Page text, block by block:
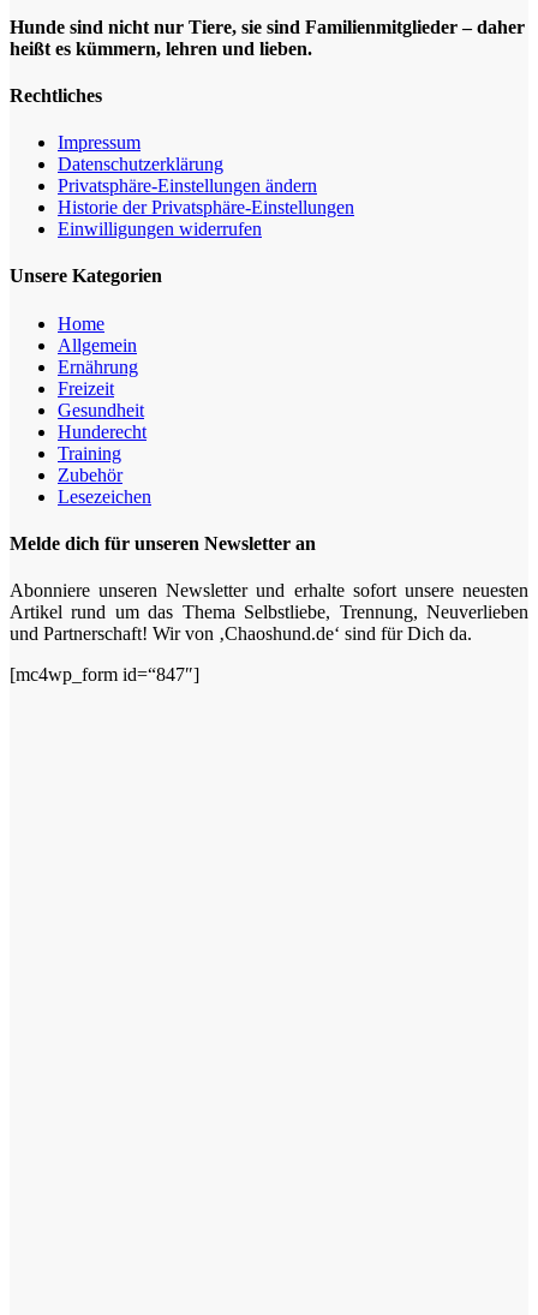
Hunde sind nicht nur Tiere, sie sind Familienmitglieder – daher
heißt es kümmern, lehren und lieben.
Rechtliches
Impressum
Datenschutz­erklärung
Privatsphäre-Einstellungen ändern
Historie der Privatsphäre-Einstellungen
Einwilligungen widerrufen
Unsere Kategorien
Home
Allgemein
Ernährung
Freizeit
Gesundheit
Hunderecht
Training
Zubehör
Lesezeichen
Melde dich für unseren Newsletter an
Abonniere unseren Newsletter und erhalte sofort unsere neuesten
Artikel rund um das Thema Selbstliebe, Trennung, Neuverlieben
und Partnerschaft! Wir von ‚Chaoshund.de‘ sind für Dich da.
[mc4wp_form id=“847″]